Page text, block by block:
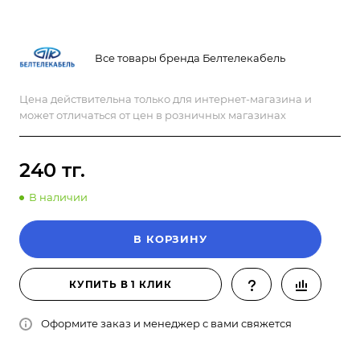
Все товары бренда Белтелекабель
Цена действительна только для интернет-магазина и
может отличаться от цен в розничных магазинах
240 тг.
В наличии
В КОРЗИНУ
КУПИТЬ В 1 КЛИК
Оформите заказ и менеджер с вами свяжется